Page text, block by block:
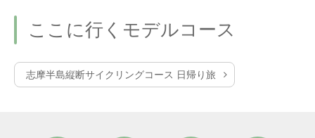
ここに行くモデルコース
志摩半島縦断サイクリングコース 日帰り旅